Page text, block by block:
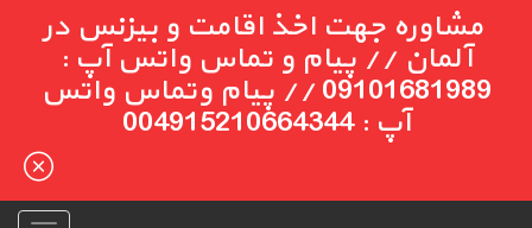
مشاوره جهت اخذ اقامت و بیزنس در
آلمان // پیام و تماس واتس آپ :
09101681989 // پیام وتماس واتس
آپ : 004915210664344